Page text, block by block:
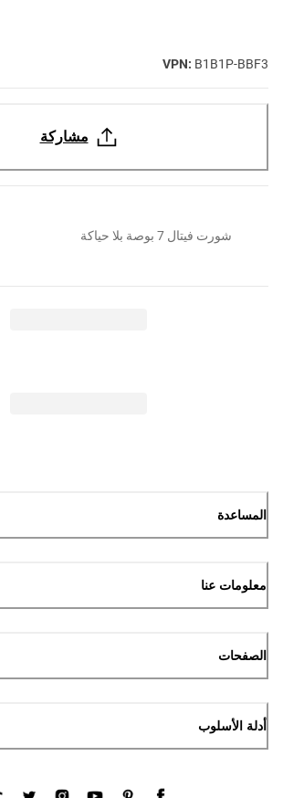
VPN: B1B1P-BBF3
مشاركة
شورت فيتال 7 بوصة بلا حياكة
المساعدة
معلومات عنا
الصفحات
أدلة الأسلوب